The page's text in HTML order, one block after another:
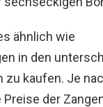
ähnlich wie
in den
zu kaufen. Je
Preise der